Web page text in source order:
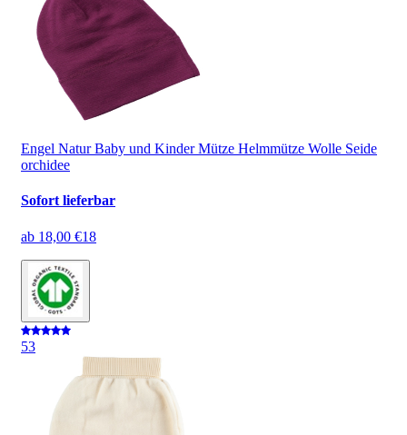
Engel Natur Baby und Kinder Mütze Helmmütze Wolle Seide
orchidee
Sofort lieferbar
ab 18,00 €18
53